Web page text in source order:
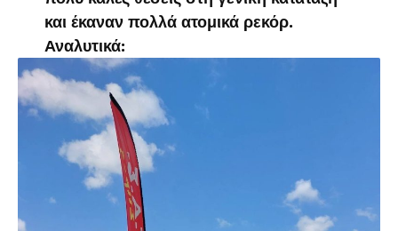
και έκαναν πολλά ατομικά ρεκόρ.
Αναλυτικά: